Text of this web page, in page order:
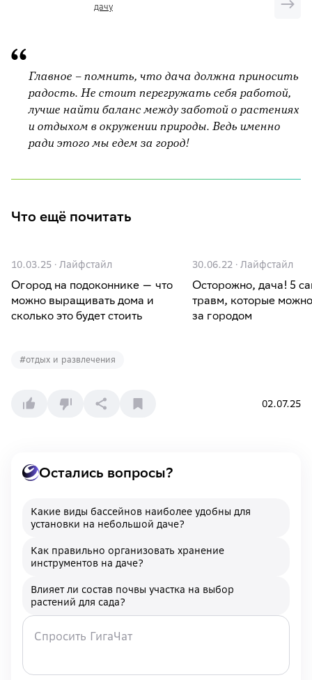
дачу
Главное – помнить, что дача должна приносить
радость. Не стоит перегружать себя работой,
лучше найти баланс между заботой о растениях
и отдыхом в окружении природы. Ведь именно
ради этого мы едем за город!
Что ещё почитать
10.03.25 · Лайфстайл
Огород на подоконнике — что
можно выращивать дома и
сколько это будет стоить
30.06.22 · Лайфстайл
Осторожно, дача! 5 самых частых
травм, которые
за городом
#отдых и развлечения
02.07.25
Остались вопросы?
Какие виды бассейнов наиболее удобны для
установки на небольшой даче?
Как правильно организовать хранение
инструментов на даче?
Влияет ли состав почвы участка на выбор
растений для сада?